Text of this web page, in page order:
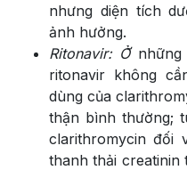
nhưng diện tích
ảnh hưởng.
Ritonavir: Ởnhững
ritonavir không
dùng của
thận bình thường;
clarithromycin đối
thanh thải